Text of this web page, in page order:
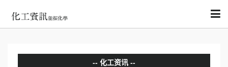
化工资讯